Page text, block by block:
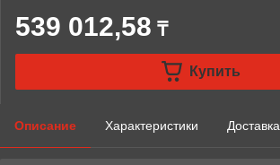
539 012,58 ₸
Купить
Описание Характеристики Доставка